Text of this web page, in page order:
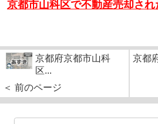
京都市山科区で不動産売却され
京都府京都市山科
区...
＜ 前のページ
京都